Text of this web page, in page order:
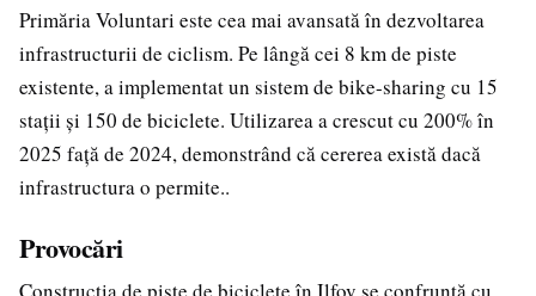
Primăria Voluntari este cea mai avansată în dezvoltarea
infrastructurii de ciclism. Pe lângă cei 8 km de piste
existente, a implementat un sistem de bike-sharing cu 15
stații și 150 de biciclete. Utilizarea a crescut cu 200% în
2025 față de 2024, demonstrând că cererea există dacă
infrastructura o permite..
Provocări